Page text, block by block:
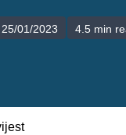
01/2023 4.5 min